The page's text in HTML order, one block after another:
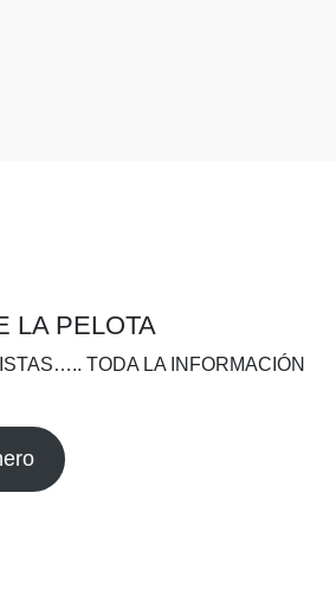
LA PELOTA
TODA LA INFORMACIÓN